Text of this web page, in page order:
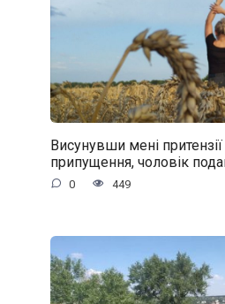
Висунувши мені
припущення, чоловік
0 449